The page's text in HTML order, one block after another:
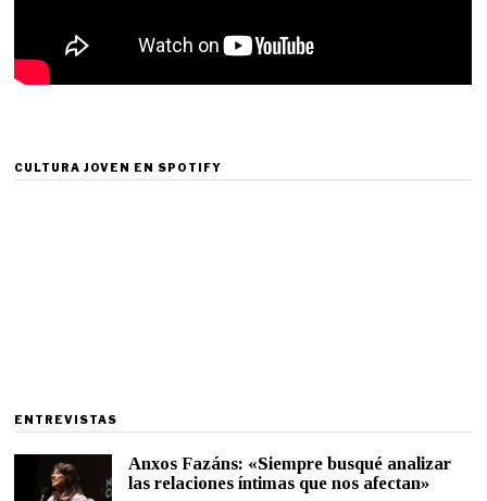
CULTURA JOVEN EN SPOTIFY
ENTREVISTAS
Anxos Fazáns: «Siempre busqué analizar
las relaciones íntimas que nos afectan»